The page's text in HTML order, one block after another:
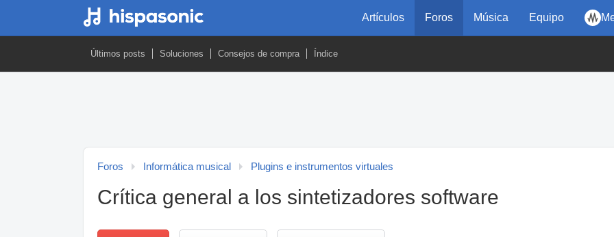
Artículos Foros Música Equipo
Últimos posts Soluciones Consejos de compra Índice
Foros Informática musical Plugins e instrumentos virtuales
Crítica general a los sintetizadores software